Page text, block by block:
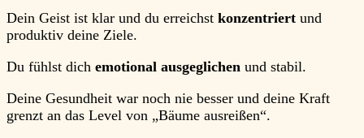
Dein Geist ist klar und du erreichst konzentriert und
produktiv deine Ziele.
Du fühlst dich emotional ausgeglichen und stabil.
Deine Gesundheit war noch nie besser und deine Kraft
grenzt an das Level von „Bäume ausreißen“.